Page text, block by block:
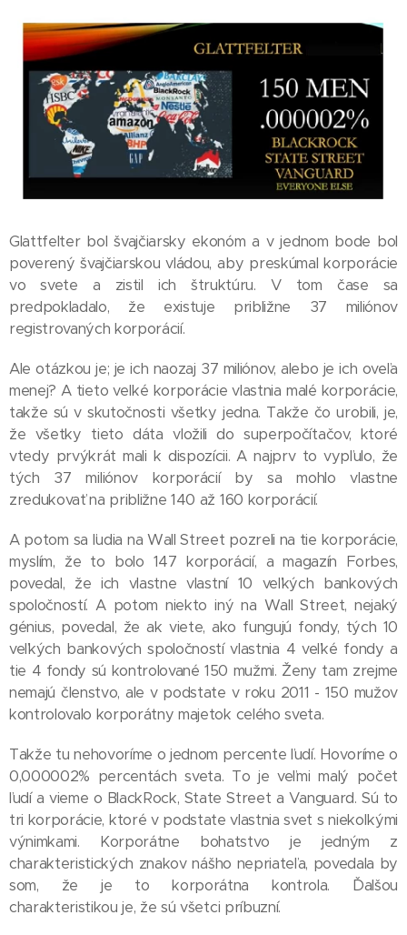
Glattfelter bol švajčiarsky ekonóm a v jednom bode bol
poverený švajčiarskou vládou, aby preskúmal korporácie
vo svete a zistil ich štruktúru. V tom čase sa
predpokladalo, že existuje približne 37 miliónov
registrovaných korporácií.
Ale otázkou je; je ich naozaj 37 miliónov, alebo je ich oveľa
menej? A tieto veľké korporácie vlastnia malé korporácie,
takže sú v skutočnosti všetky jedna. Takže čo urobili, je,
že všetky tieto dáta vložili do superpočítačov, ktoré
vtedy prvýkrát mali k dispozícii. A najprv to vypľulo, že
tých 37 miliónov korporácií by sa mohlo vlastne
zredukovať na približne 140 až 160 korporácií.
A potom sa ľudia na Wall Street pozreli na tie korporácie,
myslím, že to bolo 147 korporácií, a magazín Forbes,
povedal, že ich vlastne vlastní 10 veľkých bankových
spoločností. A potom niekto iný na Wall Street, nejaký
génius, povedal, že ak viete, ako fungujú fondy, tých 10
veľkých bankových spoločností vlastnia 4 veľké fondy a
tie 4 fondy sú kontrolované 150 mužmi. Ženy tam zrejme
nemajú členstvo, ale v podstate v roku 2011 - 150 mužov
kontrolovalo korporátny majetok celého sveta.
Takže tu nehovoríme o jednom percente ľudí. Hovoríme o
0,000002% percentách sveta. To je veľmi malý počet
ľudí a vieme o BlackRock, State Street a Vanguard. Sú to
tri korporácie, ktoré v podstate vlastnia svet s niekoľkými
výnimkami. Korporátne bohatstvo je jedným z
charakteristických znakov nášho nepriateľa, povedala by
som, že je to korporátna kontrola. Ďalšou
charakteristikou je, že sú všetci príbuzní.